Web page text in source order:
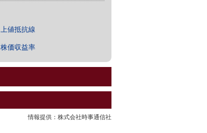
上値抵抗線
株価収益率
情報提供：株式会社時事通信社